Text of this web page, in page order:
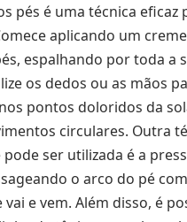
pés é uma técnica eficaz
aplicando um
espalhando por toda a
os dedos ou as mãos
pontos doloridos da
circulares. Outra
ser utilizada é a
o arco do pé com
e vem. Além disso, é